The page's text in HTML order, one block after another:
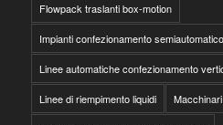
Flowpack traslanti box-motion
Impianti confezionamento semiautomatico
Linee automatiche confezionamento
Linee di riempimento liquidi